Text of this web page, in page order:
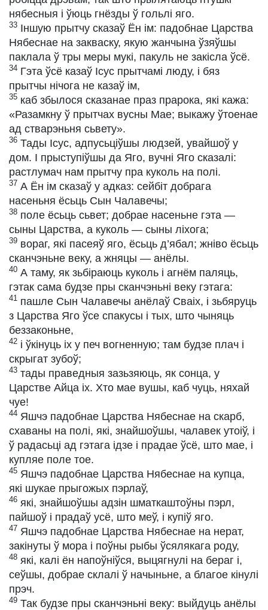
нябесныя і ўюць гнёзды ў гольлі яго.
33 Іншую прытчу сказаў Ён ім: падобнае Царства
Нябеснае на закваску, якую жанчына ўзяўшы
паклала ў тры меры мукі, пакуль не закісла ўсё.
34 Гэта ўсё казаў Ісус прытчамі люду, і бяз
прытчы нічога не казаў ім,
35 каб збылося сказанае праз прарока, які кажа:
«Разамкну ў прытчах вусны Мае; выкажу ўтоенае
ад стварэньня сьвету».
36 Тады Ісус, адпусьціўшы людзей, увайшоў у
дом. І прыступіўшы да Яго, вучні Яго сказалі:
растлумач нам прытчу пра куколь на полі.
37 А Ён ім сказаў у адказ: сейбіт добрага
насеньня ёсьць Сын Чалавечы;
38 поле ёсьць сьвет; добрае насеньне гэта —
сыны Царства, а куколь — сыны ліхога;
39 вораг, які пасеяў яго, ёсьць д’ябал; жніво ёсьць
сканчэньне веку, а жняцы — анёлы.
40 А таму, як зьбіраюць куколь і агнём паляць,
гэтак сама будзе пры сканчэньні веку гэтага:
41 пашле Сын Чалавечы анёлаў Сваіх, і зьбяруць
з Царства Яго ўсе спакусы і тых, што чыняць
беззаконьне,
42 і ўкінуць іх у печ вогненную; там будзе плач і
скрыгат зубоў;
43 тады праведныя зазьзяюць, як сонца, у
Царстве Айца іх. Хто мае вушы, каб чуць, няхай
чуе!
44 Яшчэ падобнае Царства Нябеснае на скарб,
схаваны на полі, які, знайшоўшы, чалавек утоіў, і
ў радасьці ад гэтага ідзе і прадае ўсё, што мае, і
купляе поле тое.
45 Яшчэ падобнае Царства Нябеснае на купца,
які шукае прыгожых пэрлаў,
46 які, знайшоўшы адзін шматкаштоўны пэрл,
пайшоў і прадаў усё, што меў, і купіў яго.
47 Яшчэ падобнае Царства Нябеснае на нерат,
закінуты ў мора і поўны рыбы ўсялякага роду,
48 які, калі ён напоўніўся, выцягнулі на бераг і,
сеўшы, добрае склалі ў начыньне, а благое кінулі
прэч.
49 Так будзе пры сканчэньні веку: выйдуць анёлы